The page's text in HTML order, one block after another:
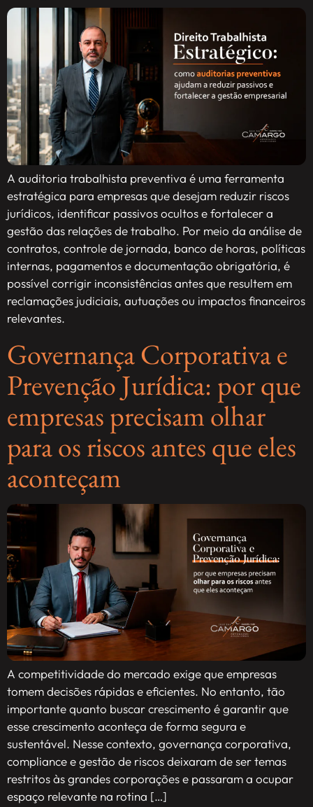
A auditoria trabalhista preventiva é uma ferramenta
estratégica para empresas que desejam reduzir riscos
jurídicos, identificar passivos ocultos e fortalecer a
gestão das relações de trabalho. Por meio da análise de
contratos, controle de jornada, banco de horas, políticas
internas, pagamentos e documentação obrigatória, é
possível corrigir inconsistências antes que resultem em
reclamações judiciais, autuações ou impactos financeiros
relevantes.
Governança Corporativa e
Prevenção Jurídica: por que
empresas precisam olhar
para os riscos antes que eles
aconteçam
A competitividade do mercado exige que empresas
tomem decisões rápidas e eficientes. No entanto, tão
importante quanto buscar crescimento é garantir que
esse crescimento aconteça de forma segura e
sustentável. Nesse contexto, governança corporativa,
compliance e gestão de riscos deixaram de ser temas
restritos às grandes corporações e passaram a ocupar
espaço relevante na rotina […]